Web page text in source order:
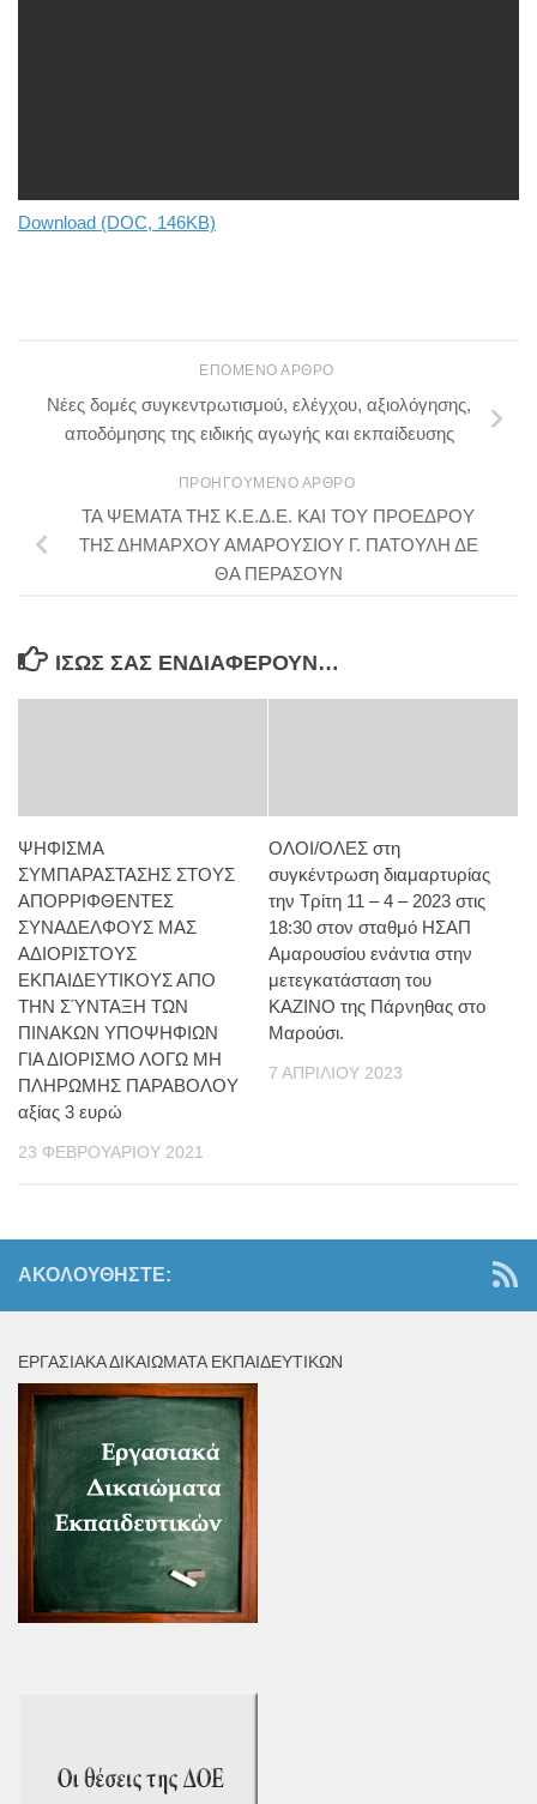
Download (DOC, 146KB)
ΕΠΌΜΕΝΟ ΆΡΘΡΟ
Νέες δομές συγκεντρωτισμού, ελέγχου, αξιολόγησης,
αποδόμησης της ειδικής αγωγής και εκπαίδευσης
ΠΡΟΗΓΟΎΜΕΝΟ ΆΡΘΡΟ
ΤΑ ΨΕΜΑΤΑ ΤΗΣ Κ.Ε.Δ.Ε. ΚΑΙ ΤΟΥ ΠΡΟΕΔΡΟΥ
ΤΗΣ ΔΗΜΑΡΧΟΥ ΑΜΑΡΟΥΣΙΟΥ Γ. ΠΑΤΟΥΛΗ ΔΕ
ΘΑ ΠΕΡΑΣΟΥΝ
ΊΣΩΣ ΣΑΣ ΕΝΔΙΑΦΈΡΟΥΝ…
ΨΗΦΙΣΜΑ
ΣΥΜΠΑΡΑΣΤΑΣΗΣ ΣΤΟΥΣ
ΑΠΟΡΡΙΦΘΕΝΤΕΣ
ΣΥΝΑΔΕΛΦΟΥΣ ΜΑΣ
ΑΔΙΟΡΙΣΤΟΥΣ
ΕΚΠΑΙΔΕΥΤΙΚΟΥΣ ΑΠΟ
ΤΗΝ ΣΎΝΤΑΞΗ ΤΩΝ
ΠΙΝΑΚΩΝ ΥΠΟΨΗΦΙΩΝ
ΓΙΑ ΔΙΟΡΙΣΜΟ ΛΟΓΩ ΜΗ
ΠΛΗΡΩΜΗΣ ΠΑΡΑΒΟΛΟΥ
αξίας 3 ευρώ
23 ΦΕΒΡΟΥΑΡΊΟΥ 2021
ΟΛΟΙ/ΟΛΕΣ στη
συγκέντρωση διαμαρτυρίας
την Τρίτη 11 – 4 – 2023 στις
18:30 στον σταθμό ΗΣΑΠ
Αμαρουσίου ενάντια στην
μετεγκατάσταση του
ΚΑΖΙΝΟ της Πάρνηθας στο
Μαρούσι.
7 ΑΠΡΙΛΊΟΥ 2023
ΑΚΟΛΟΥΘΉΣΤΕ:
ΕΡΓΑΣΙΑΚΆ ΔΙΚΑΙΏΜΑΤΑ ΕΚΠΑΙΔΕΥΤΙΚΏΝ